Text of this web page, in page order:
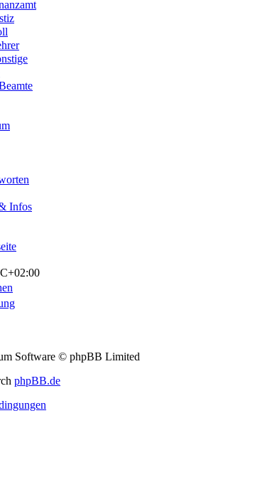
Infos
Software © phpBB Limited
phpBB.de